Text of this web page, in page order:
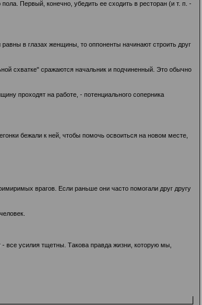
Первый, конечно, убедить ее сходить в ресторан (и т. п. -
в глазах женщины, то оппоненты начинают строить друг
схватке" сражаются начальник и подчиненный. Это обычно
проходят на работе, - потенциального соперника
бежали к ней, чтобы помочь освоиться на новом месте,
врагов. Если раньше они часто помогали друг другу
все усилия тщетны. Такова правда жизни, которую мы,